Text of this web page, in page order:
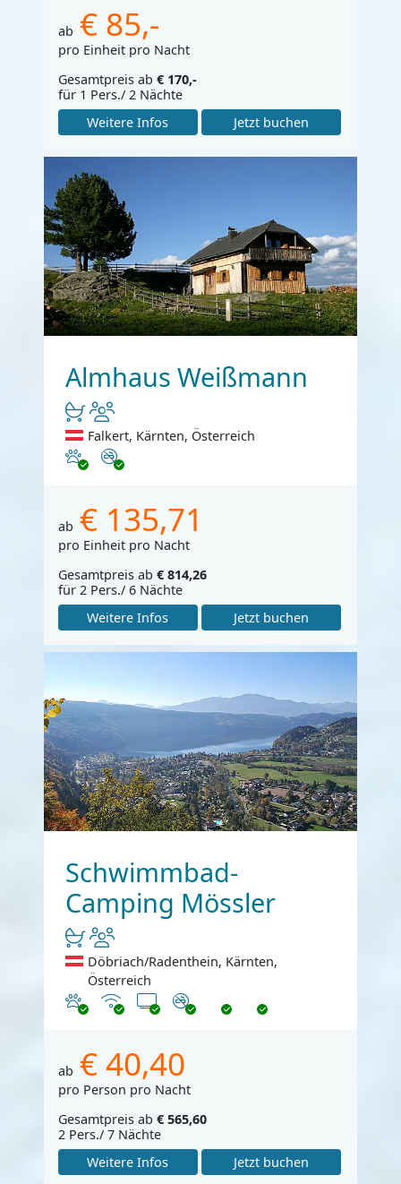
ab € 85,-
pro Einheit pro Nacht
Gesamtpreis ab € 170,-
für 1 Pers./ 2 Nächte
Weitere Infos
Jetzt buchen
Almhaus Weißmann
Falkert, Kärnten, Österreich
Haustiere erlaubt
Nichtraucher
ab € 135,71
pro Einheit pro Nacht
Gesamtpreis ab € 814,26
für 2 Pers./ 6 Nächte
Weitere Infos
Jetzt buchen
Schwimmbad-
Camping Mössler
Döbriach/Radenthein, Kärnten,
Österreich
Haustiere erlaubt
Internet
TV Nichtraucher
ab € 40,40
pro Person pro Nacht
Gesamtpreis ab € 565,60
2 Pers./ 7 Nächte
Weitere Infos
Jetzt buchen